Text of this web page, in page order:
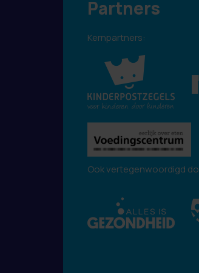
Partners
Kernpartners:
Ook vertegenwoordigd